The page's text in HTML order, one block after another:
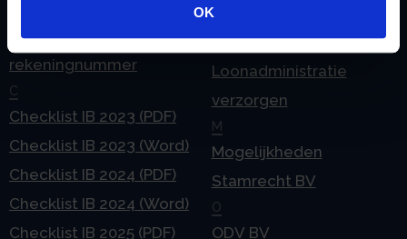
OK
doorgeven
rekeningnummer
C
Checklist IB 2023 (PDF)
Checklist IB 2023 (Word)
Checklist IB 2024 (PDF)
Checklist IB 2024 (Word)
Checklist IB 2025 (PDF)
Lijfrente BV
Liquidatie Pensioen BV
Loonadministratie
verzorgen
M
Mogelijkheden
Stamrecht BV
O
ODV BV